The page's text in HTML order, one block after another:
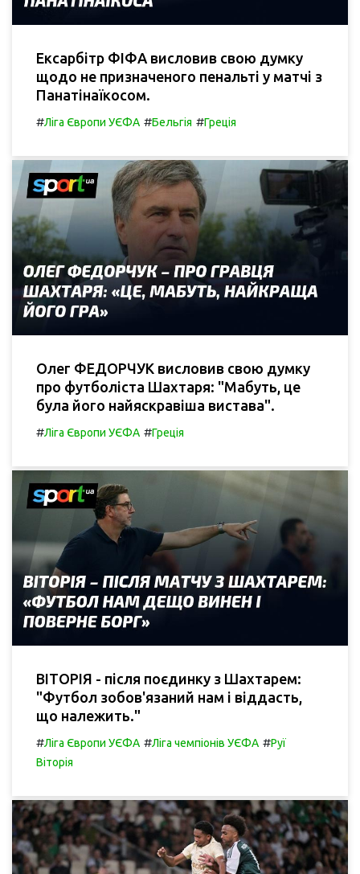
Ексарбітр ФІФА висловив свою думку
щодо не призначеного пенальті у матчі з
Панатінаїкосом.
#Ліга Європи УЄФА #Бельгія #Греція
Олег ФЕДОРЧУК висловив свою думку
про футболіста Шахтаря: "Мабуть, це
була його найяскравіша вистава".
#Ліга Європи УЄФА #Греція
ВІТОРІЯ - після поєдинку з Шахтарем:
"Футбол зобов'язаний нам і віддасть,
що належить."
#Ліга Європи УЄФА #Ліга чемпіонів УЄФА #Руї
Віторія